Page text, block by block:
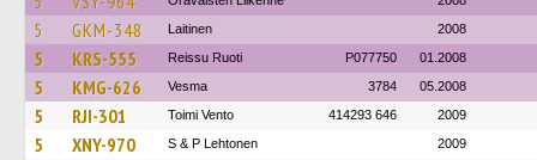
5 GKM-348 Laitinen 2008
5 KRS-555 Reissu Ruoti P077750 01.2008
5 KMG-626 Vesma 3784 05.2008
5 RJI-301 Toimi Vento 414293 646 2009
5 XNY-970 S & P Lehtonen 2009